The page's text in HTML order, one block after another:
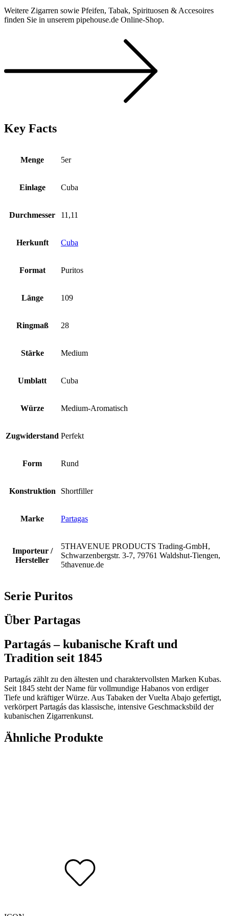
Weitere Zigarren sowie Pfeifen, Tabak, Spirituosen & Accesoires
finden Sie in unserem pipehouse.de Online-Shop.
Key Facts
Menge 5er
Einlage Cuba
Durchmesser 11,11
Herkunft Cuba
Format Puritos
Länge 109
Ringmaß 28
Stärke Medium
Umblatt Cuba
Würze Medium-Aromatisch
Zugwiderstand Perfekt
Form Rund
Konstruktion Shortfiller
Marke Partagas
Importeur /
Hersteller
5THAVENUE PRODUCTS Trading-GmbH,
Schwarzenbergstr. 3-7, 79761 Waldshut-Tiengen,
5thavenue.de
Serie Puritos
Über Partagas
Partagás – kubanische Kraft und
Tradition seit 1845
Partagás zählt zu den ältesten und charaktervollsten Marken Kubas.
Seit 1845 steht der Name für vollmundige Habanos von erdiger
Tiefe und kräftiger Würze. Aus Tabaken der Vuelta Abajo gefertigt,
verkörpert Partagás das klassische, intensive Geschmacksbild der
kubanischen Zigarrenkunst.
Ähnliche Produkte